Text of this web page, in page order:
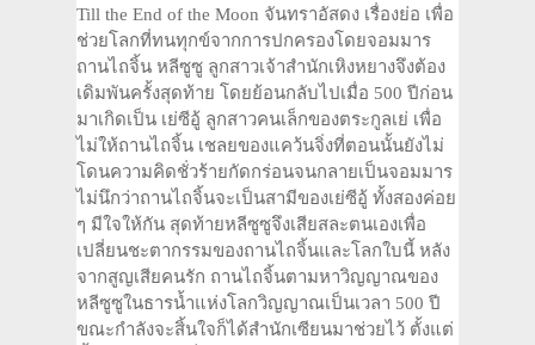
Till the End of the Moon จันทราอัสดง เรื่องย่อ เพื่อ
ช่วยโลกที่ทนทุกข์จากการปกครองโดยจอมมาร
ถานไถจิ้น หลีซูซู ลูกสาวเจ้าสำนักเหิงหยางจึงต้อง
เดิมพันครั้งสุดท้าย โดยย้อนกลับไปเมื่อ 500 ปีก่อน
มาเกิดเป็น เย่ซีอู้ ลูกสาวคนเล็กของตระกูลเย่ เพื่อ
ไม่ให้ถานไถจิ้น เชลยของแคว้นจิ่งที่ตอนนั้นยังไม่
โดนความคิดชั่วร้ายกัดกร่อนจนกลายเป็นจอมมาร
ไม่นึกว่าถานไถจิ้นจะเป็นสามีของเย่ซีอู้ ทั้งสองค่อย
ๆ มีใจให้กัน สุดท้ายหลีซูซูจึงเสียสละตนเองเพื่อ
เปลี่ยนชะตากรรมของถานไถจิ้นและโลกใบนี้ หลัง
จากสูญเสียคนรัก ถานไถจิ้นตามหาวิญญาณของ
หลีซูซูในธารน้ำแห่งโลกวิญญาณเป็นเวลา 500 ปี
ขณะกำลังจะสิ้นใจก็ได้สำนักเซียนมาช่วยไว้ ตั้งแต่